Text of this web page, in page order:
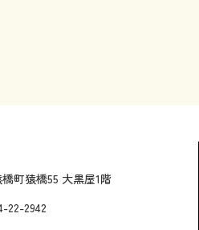
町猿橋55 大黒屋1階
22-2942